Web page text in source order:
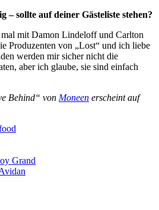
– sollte auf deiner Gästeliste stehen?
mit Damon Lindeloff und Carlton
Produzenten von „Lost“ und ich liebe
werden mir sicher nicht die
aber ich glaube, sie sind einfach
Behind“ von Moneen erscheint auf
Grand